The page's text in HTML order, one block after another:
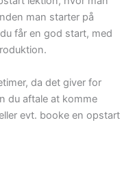
man starter på
får en god start, med
da det giver for
du aftale at komme
evt. booke en opstart